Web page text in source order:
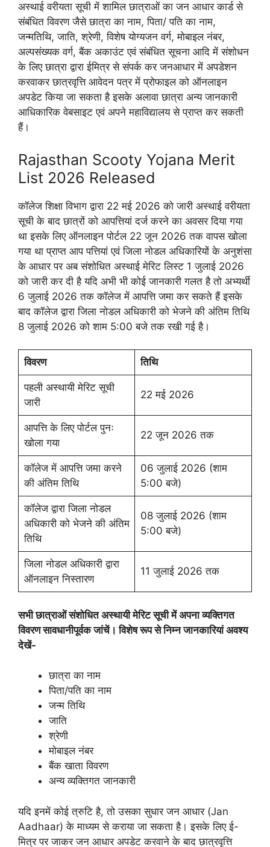
अस्थाई वरीयता सूची में शामिल छात्राओं का जन आधार कार्ड से
संबंधित विवरण जैसे छात्रा का नाम, पिता/ पति का नाम,
जन्मतिथि, जाति, श्रेणी, विशेष योग्यजन वर्ग, मोबाइल नंबर,
अल्पसंख्यक वर्ग, बैंक अकाउंट एवं संबंधित सूचना आदि में संशोधन
के लिए छात्रा द्वारा ईमित्र से संपर्क कर जनआधार में अपडेशन
करवाकर छात्रवृत्ति आवेदन पत्र में प्रोफाइल को ऑनलाइन
अपडेट किया जा सकता है इसके अलावा छात्रा अन्य जानकारी
आधिकारिक वेबसाइट एवं अपने महाविद्यालय से प्राप्त कर सकती
हैं।
Rajasthan Scooty Yojana Merit
List 2026 Released
कॉलेज शिक्षा विभाग द्वारा 22 मई 2026 को जारी अस्थाई वरीयता
सूची के बाद छात्रों को आपत्तियां दर्ज करने का अवसर दिया गया
था इसके लिए ऑनलाइन पोर्टल 22 जून 2026 तक वापस खोला
गया था प्राप्त आप पत्तियां एवं जिला नोडल अधिकारियों के अनुशंसा
के आधार पर अब संशोधित अस्थाई मेरिट लिस्ट 1 जुलाई 2026
को जारी कर दी है यदि अभी भी कोई जानकारी गलत है तो अभ्यर्थी
6 जुलाई 2026 तक कॉलेज में आपत्ति जमा कर सकते हैं इसके
बाद कॉलेज द्वारा जिला नोडल अधिकारी को भेजने की अंतिम तिथि
8 जुलाई 2026 को शाम 5:00 बजे तक रखी गई है।
विवरण तिथि
पहली अस्थायी मेरिट सूची
जारी
22 मई 2026
आपत्ति के लिए पोर्टल पुनः
खोला गया
22 जून 2026 तक
कॉलेज में आपत्ति जमा करने
की अंतिम तिथि
06 जुलाई 2026 (शाम
5:00 बजे)
कॉलेज द्वारा जिला नोडल
अधिकारी को भेजने की अंतिम
तिथि
08 जुलाई 2026 (शाम
5:00 बजे)
जिला नोडल अधिकारी द्वारा
ऑनलाइन निस्तारण
11 जुलाई 2026 तक
सभी छात्राओं संशोधित अस्थायी मेरिट सूची में अपना व्यक्तिगत
विवरण सावधानीपूर्वक जांचें। विशेष रूप से निम्न जानकारियां अवश्य
देखें-
छात्रा का नाम
पिता/पति का नाम
जन्म तिथि
जाति
श्रेणी
मोबाइल नंबर
बैंक खाता विवरण
अन्य व्यक्तिगत जानकारी
यदि इनमें कोई त्रुटि है, तो उसका सुधार जन आधार (Jan
Aadhaar) के माध्यम से कराया जा सकता है। इसके लिए ई-
मित्र पर जाकर जन आधार अपडेट करवाने के बाद छात्रवृत्ति